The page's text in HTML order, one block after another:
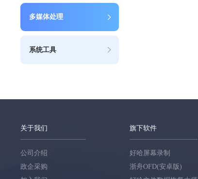
多媒体处理
系统工具
关于我们
公司介绍
政企采购
旗下软件
好哈屏幕录制
浙舟OFD(安卓版)